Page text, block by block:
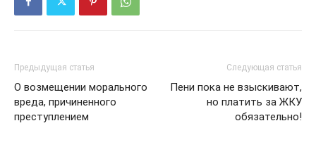
Предыдущая статья
О возмещении морального
вреда, причиненного
преступлением
Следующая статья
Пени пока не взыскивают,
но платить за ЖКУ
обязательно!